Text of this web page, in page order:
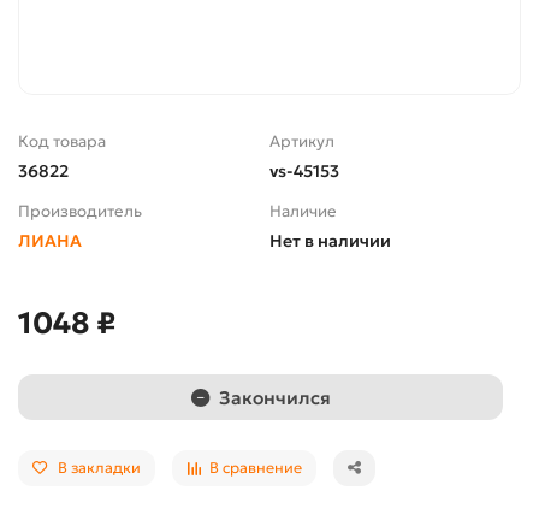
Код товара
36822
Артикул
vs-45153
Производитель
ЛИАНА
Наличие
Нет в наличии
1048 ₽
Закончился
В закладки В сравнение